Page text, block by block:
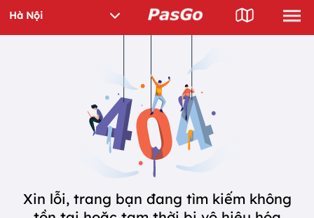
Xin lỗi, trang bạn đang tìm kiếm không